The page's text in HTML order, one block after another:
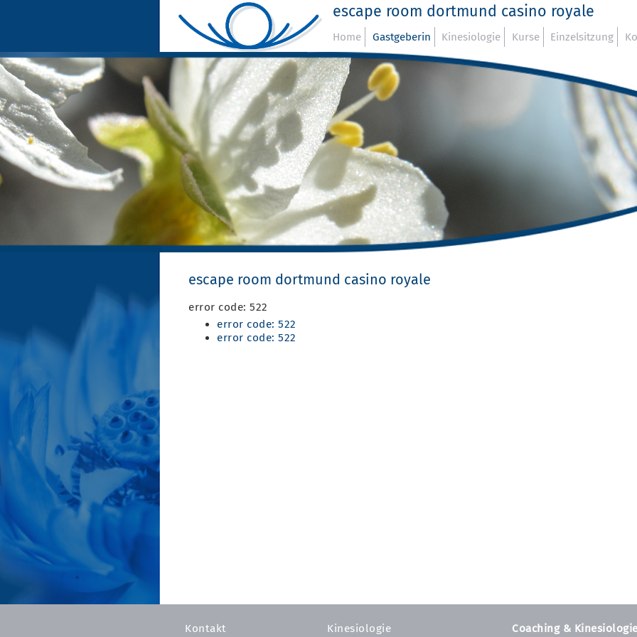
escape room dortmund casino royale
Home Gastgeberin Kinesiologie Kurse Einzelsitzung
escape room dortmund casino royale
error code: 522
error code: 522
error code: 522
Kontakt
Kinesiologie
Coaching &